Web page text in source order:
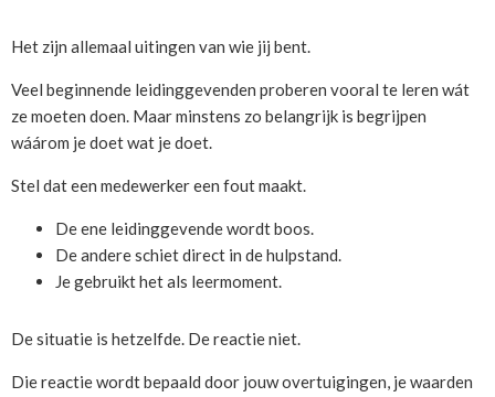
Het zijn allemaal uitingen van wie jij bent.
Veel beginnende leidinggevenden proberen vooral te leren wát
ze moeten doen. Maar minstens zo belangrijk is begrijpen
wáárom je doet wat je doet.
Stel dat een medewerker een fout maakt.
De ene leidinggevende wordt boos.
De andere schiet direct in de hulpstand.
Je gebruikt het als leermoment.
De situatie is hetzelfde. De reactie niet.
Die reactie wordt bepaald door jouw overtuigingen, je waarden